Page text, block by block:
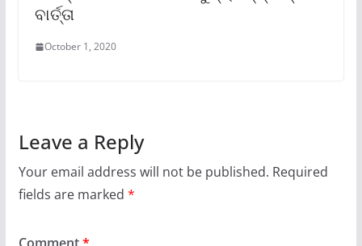
ବାର୍ତ୍ତା
October 1, 2020
Leave a Reply
Your email address will not be published. Required
fields are marked *